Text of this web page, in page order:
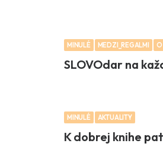
MINULÉ MEDZI_REGALMI O
SLOVOdar na
MINULÉ AKTUALITY
K dobrej knihe